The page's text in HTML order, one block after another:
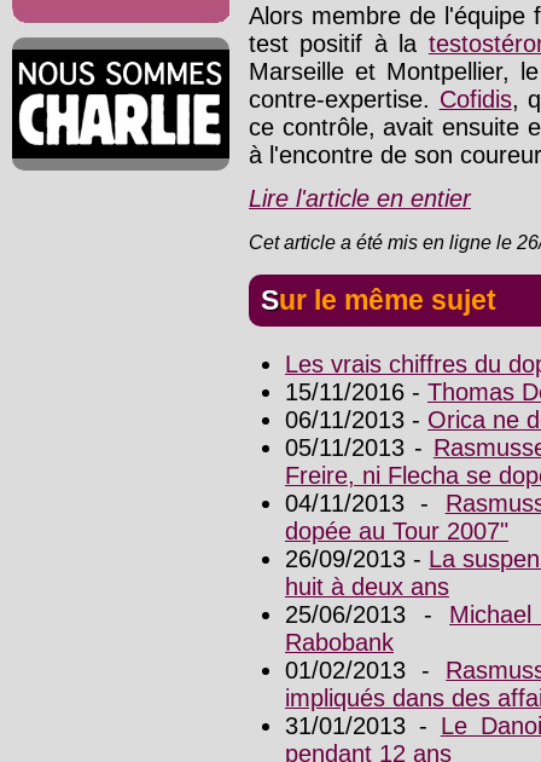
Alors membre de l'équipe
test positif à la
Marseille et Montpellier,
contre-expertise. Cofidis,
ce contrôle, avait ensuite
à l'encontre de son
Lire l'article en entier
Cet article a été mis en ligne le
Sur le même sujet
Les vrais chiffres du
15/11/2016 - Thomas
06/11/2013 - Orica ne
05/11/2013 -
Freire, ni Flecha se
04/11/2013 -
dopée au Tour 2007"
26/09/2013 - La
huit à deux ans
25/06/2013 -
Rabobank
01/02/2013 -
impliqués dans des
31/01/2013 - Le
pendant 12 ans